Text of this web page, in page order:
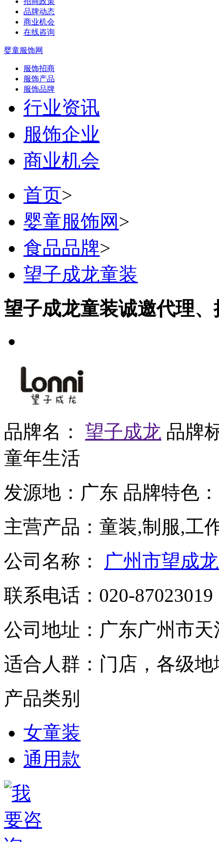
品牌动态
商业机会
在线咨询
婴童服饰网
服饰招商
服饰产品
服饰品牌
行业资讯
服饰企业
商业机会
首页>
婴童服饰网 >
食品品牌>
望子成龙童装
望子成龙童装诚邀代理、
品牌名： 望子成龙 品牌
童年生活
发源地： 广东 品牌特色：
主营产品： 童装,制服,工
公司名称： 广州市望成
联系电话： 020-87023019
公司地址： 广东广州市天
适合人群： 门店，各级
产品类别
女童装
通用款